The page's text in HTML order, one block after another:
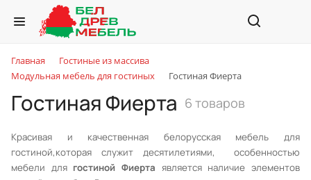
Главная
Гостиные из массива
Модульная мебель для гостиных
Гостиная Фиерта
Гостиная Фиерта 6 товаров
Красивая и качественная белорусская мебель для
гостиной,которая служит десятилетиями, особенностью
мебели для гостиной Фиерта является наличие элементов